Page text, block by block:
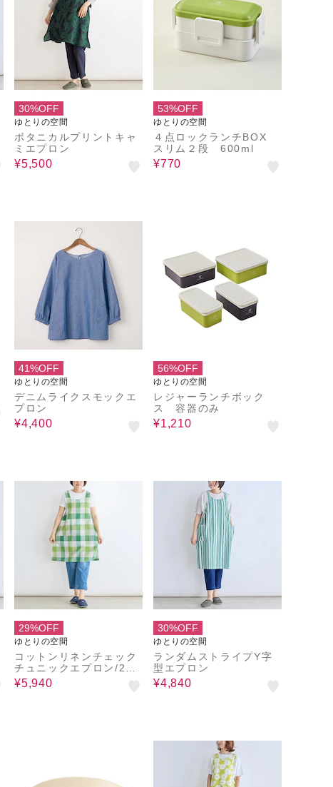
30%OFF
ゆとりの空間
ボタニカルプリントキャ
ミエプロン
¥5,500
53%OFF
ゆとりの空間
４点ロックランチBOX
スリム２段 600ml
¥770
41%OFF
ゆとりの空間
デニムライクスモックエ
プロン
¥4,400
56%OFF
ゆとりの空間
レジャーランチボック
ス 容器のみ
¥1,210
29%OFF
ゆとりの空間
コットンリネンチェック
チュニックエプロン/2wa
y
¥5,940
30%OFF
ゆとりの空間
ランダムストライプY字
型エプロン
¥4,840